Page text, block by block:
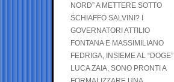
NORD” A METTERE SOTTO
SCHIAFFO SALVINI? I
GOVERNATORI ATTILIO
FONTANA E MASSIMILIANO
FEDRIGA, INSIEME AL “DOGE”
LUCA ZAIA, SONO PRONTI A